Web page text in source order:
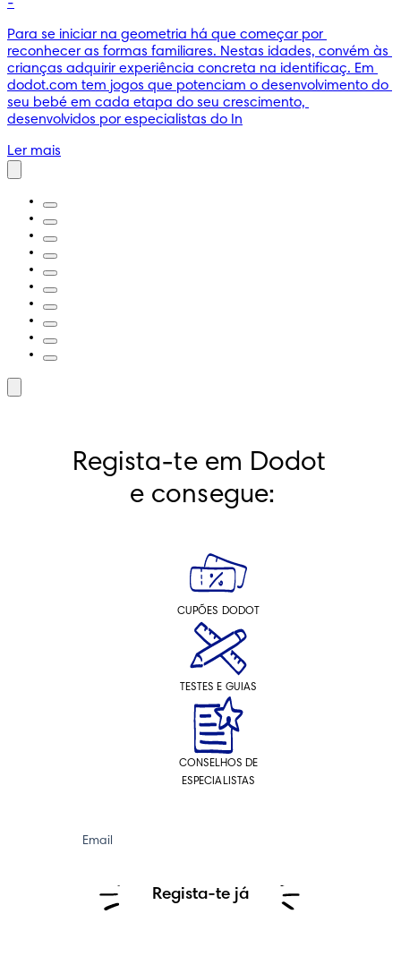
-
Para se iniciar na geometria há que começar por
reconhecer as formas familiares. Nestas idades, convém às
crianças adquirir experiência concreta na identificaç. Em
dodot.com tem jogos que potenciam o desenvolvimento do
seu bebé em cada etapa do seu crescimento,
desenvolvidos por especialistas do In
Ler mais
Regista-te em Dodot
e consegue:
CUPÕES DODOT
TESTES E GUIAS
CONSELHOS DE
ESPECIALISTAS
Email
Regista-te já